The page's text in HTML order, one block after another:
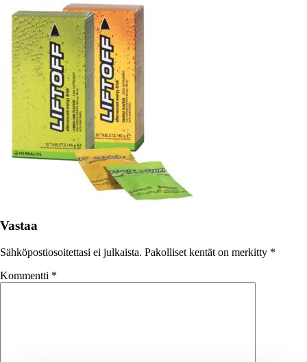
Vastaa
Sähköpostiosoitettasi ei julkaista. Pakolliset kentät on merkitty *
Kommentti *